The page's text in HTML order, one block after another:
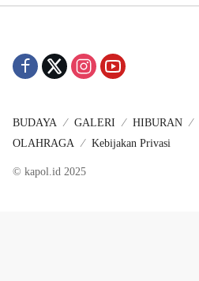
BUDAYA GALERI HIBURAN
OLAHRAGA
Kebijakan Privasi
© kapol.id 2025